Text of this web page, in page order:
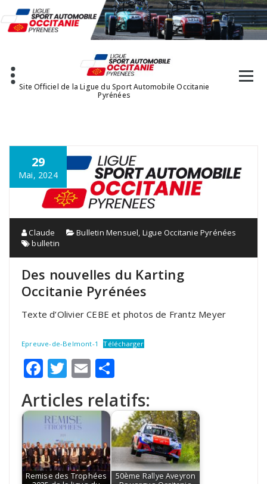
au
contenu
Site Officiel de la Ligue du Sport Automobile Occitanie
Pyrénées
29
Mai, 2024
Claude Bulletin Mensuel Ligue Occitanie Pyrénées
bulletin
Des nouvelles du Karting
Occitanie Pyrénées
Texte d’Olivier CEBE et photos de Frantz Meyer
Epreuve-de-Belmont-1 Télécharger
Facebook
Twitter
Email
Articles relatifs:
Remise des Trophées
50ème Rallye Aveyron